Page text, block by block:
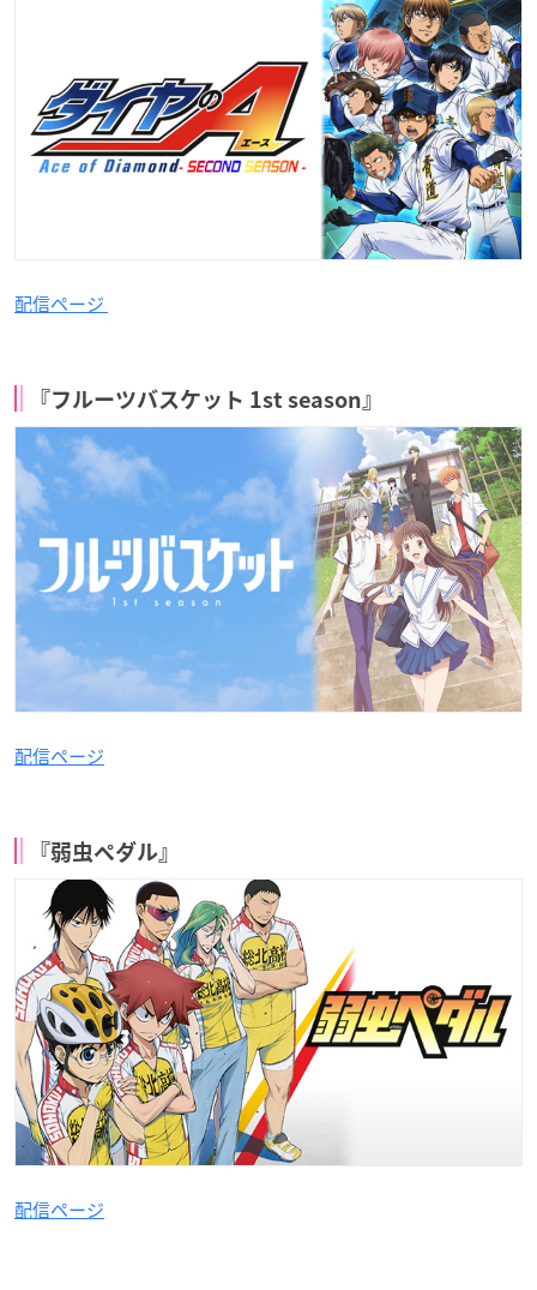
配信ページ
『フルーツバスケット 1st season』
配信ページ
『弱虫ペダル』
配信ページ